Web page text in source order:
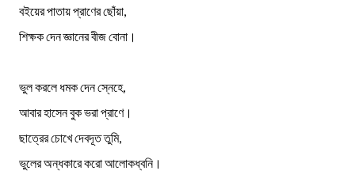
বইয়ের পাতায় প্রাণের ছোঁয়া,
শিক্ষক দেন জ্ঞানের বীজ বোনা।
ভুল করলে ধমক দেন স্নেহে,
আবার হাসেন বুক ভরা প্রাণে।
ছাত্রের চোখে দেবদূত তুমি,
ভুলের অন্ধকারে করো আলোকধ্বনি।